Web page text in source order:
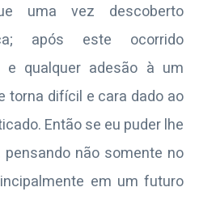
uma vez descoberto
após este ocorrido
e qualquer adesão à um
torna difícil e cara dado ao
Então se eu puder lhe
não somente no
em um futuro